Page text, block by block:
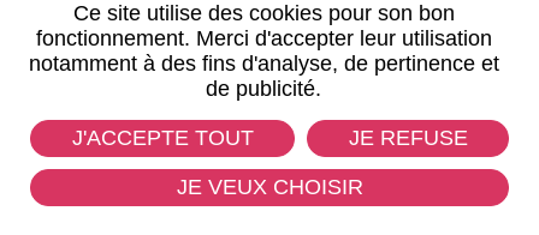
Ce site utilise des cookies pour son bon
fonctionnement. Merci d'accepter leur utilisation
notamment à des fins d'analyse, de pertinence et
de publicité.
J'ACCEPTE TOUT JE REFUSE
JE VEUX CHOISIR
CONTACTEZ-NOUS
Données personnelles